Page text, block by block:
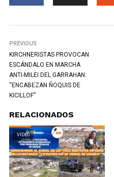
PREVIOUS
KIRCHNERISTAS PROVOCAN
ESCÁNDALO EN MARCHA
ANTI-MILEI DEL GARRAHAN:
“ENCABEZAN ÑOQUIS DE
KICILLOF”
RELACIONADOS
VIDEO